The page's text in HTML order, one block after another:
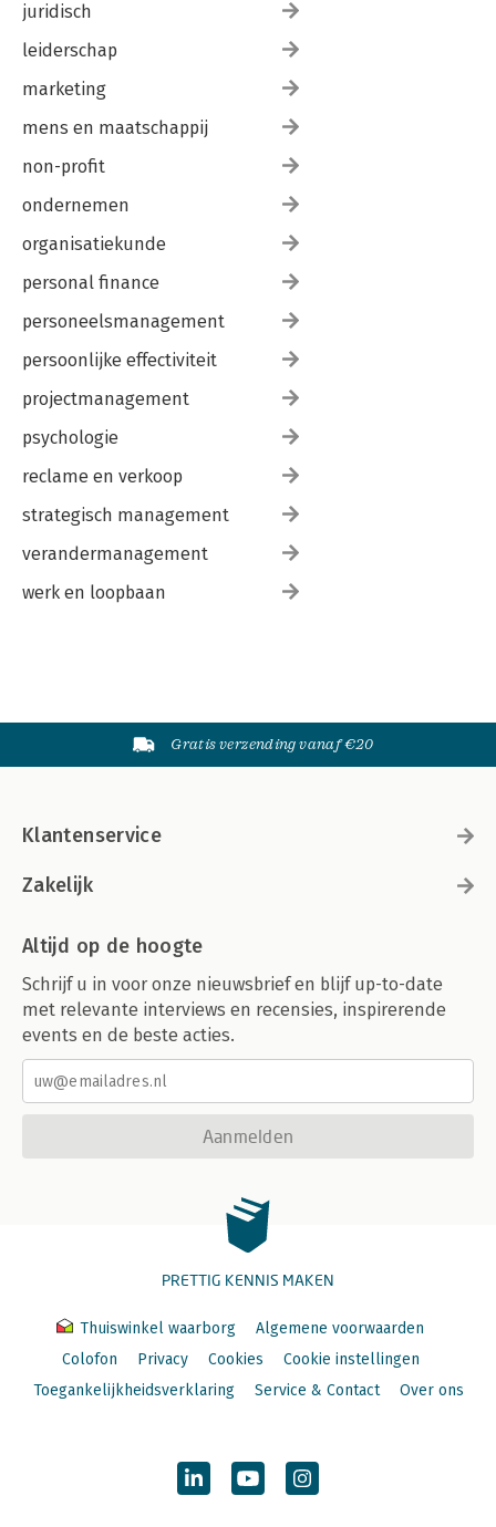
juridisch
leiderschap
marketing
mens en maatschappij
non-profit
ondernemen
organisatiekunde
personal finance
personeelsmanagement
persoonlijke effectiviteit
projectmanagement
psychologie
reclame en verkoop
strategisch management
verandermanagement
werk en loopbaan
Gratis verzending vanaf €20
Klantenservice
Zakelijk
Altijd op de hoogte
Schrijf u in voor onze nieuwsbrief en blijf up-to-date
met relevante interviews en recensies, inspirerende
events en de beste acties.
Aanmelden
PRETTIG KENNIS MAKEN
Thuiswinkel waarborg
Algemene voorwaarden
Colofon
Privacy Cookies
Cookie instellingen
Toegankelijkheidsverklaring
Service & Contact Over ons